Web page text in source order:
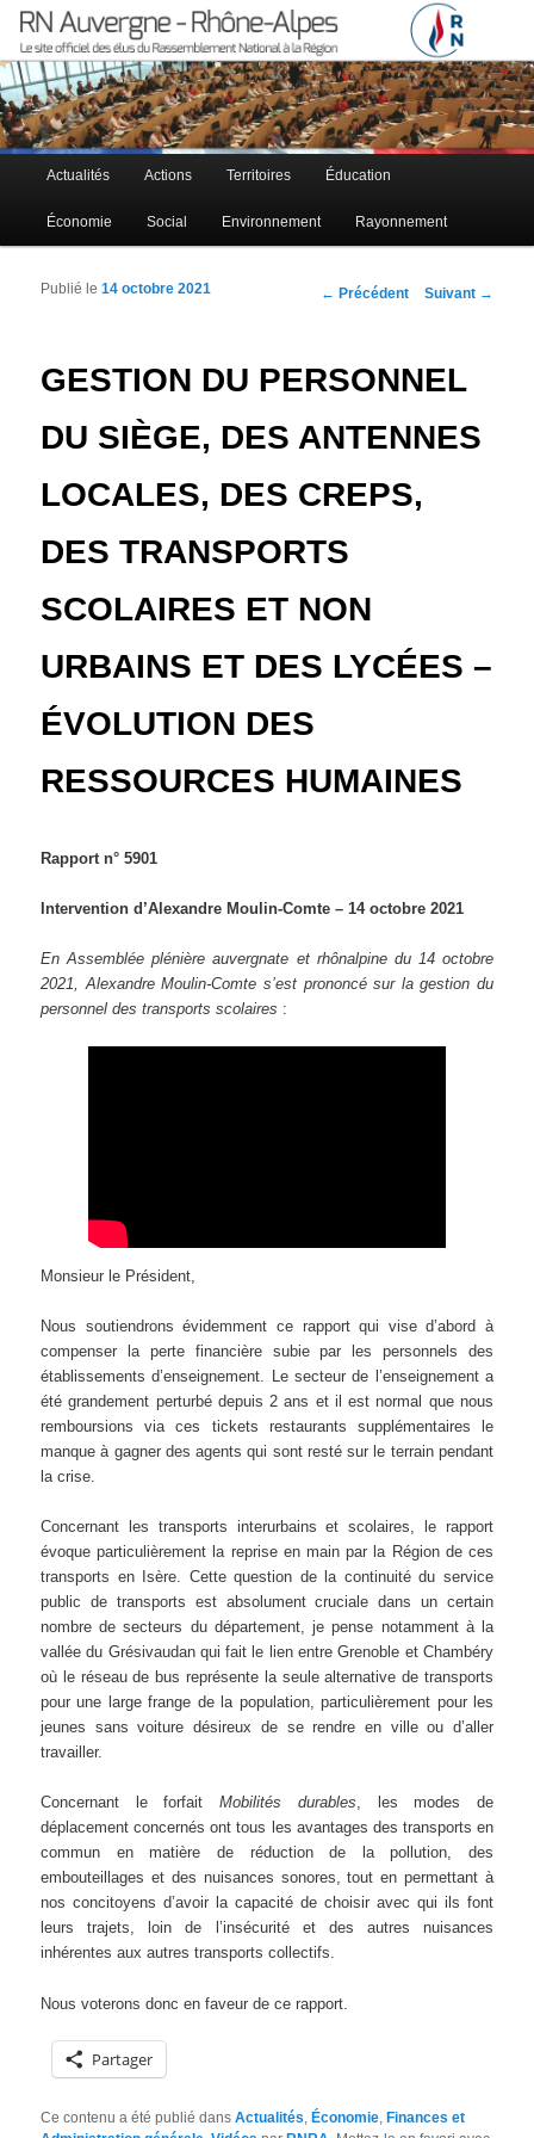
RN Auvergne – Rhône-Alpes
Le site officiel des élus RN à la région Auvergne – Rhône-Alpes
Menu principal
Aller au contenu principal
Aller au contenu secondaire
Actualités Actions Territoires Éducation
Économie Social Environnement Rayonnement
Navigation des articles
← Précédent Suivant →
GESTION DU PERSONNEL
DU SIÈGE, DES ANTENNES
LOCALES, DES CREPS,
DES TRANSPORTS
SCOLAIRES ET NON
URBAINS ET DES LYCÉES –
ÉVOLUTION DES
RESSOURCES HUMAINES
Publié le14 octobre 2021
Rapport n° 5901
Intervention d’Alexandre Moulin-Comte – 14 octobre 2021
En Assemblée plénière auvergnate et rhônalpine du 14 octobre
2021, Alexandre Moulin-Comte s’est prononcé sur la gestion du
personnel des transports scolaires :
Monsieur le Président,
Nous soutiendrons évidemment ce rapport qui vise d’abord à
compenser la perte financière subie par les personnels des
établissements d’enseignement. Le secteur de l’enseignement a
été grandement perturbé depuis 2 ans et il est normal que nous
remboursions via ces tickets restaurants supplémentaires le
manque à gagner des agents qui sont resté sur le terrain pendant
la crise.
Concernant les transports interurbains et scolaires, le rapport
évoque particulièrement la reprise en main par la Région de ces
transports en Isère. Cette question de la continuité du service
public de transports est absolument cruciale dans un certain
nombre de secteurs du département, je pense notamment à la
vallée du Grésivaudan qui fait le lien entre Grenoble et Chambéry
où le réseau de bus représente la seule alternative de transports
pour une large frange de la population, particulièrement pour les
jeunes sans voiture désireux de se rendre en ville ou d’aller
travailler.
Concernant le forfaitMobilités durables, les modes de
déplacement concernés ont tous les avantages des transports en
commun en matière de réduction de la pollution, des
embouteillages et des nuisances sonores, tout en permettant à
nos concitoyens d’avoir la capacité de choisir avec qui ils font
leurs trajets, loin de l’insécurité et des autres nuisances
inhérentes aux autres transports collectifs.
Nous voterons donc en faveur de ce rapport.
Partager
Ce contenu a été publié dansActualités ,Économie ,Finances et